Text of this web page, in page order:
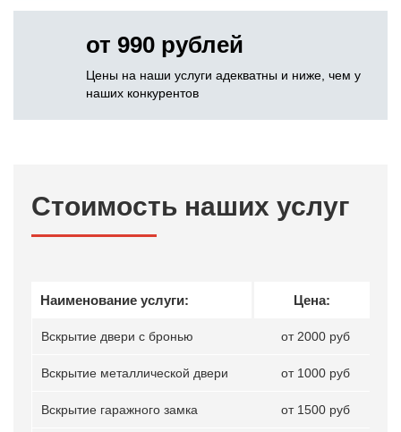
от 990 рублей
Цены на наши услуги адекватны и ниже, чем у
наших конкурентов
Стоимость наших услуг
Наименование услуги: Цена:
Вскрытие двери с бронью от 2000 руб
Вскрытие металлической двери от 1000 руб
Вскрытие гаражного замка от 1500 руб